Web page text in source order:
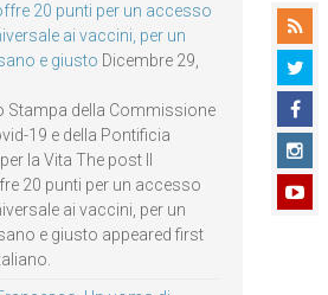
20 punti per un accesso
ai vaccini, per un
e giusto Dicembre 29,
Stampa della Commissione
19 e della Pontificia
la Vita The post Il
20 punti per un accesso
ai vaccini, per un
e giusto appeared first